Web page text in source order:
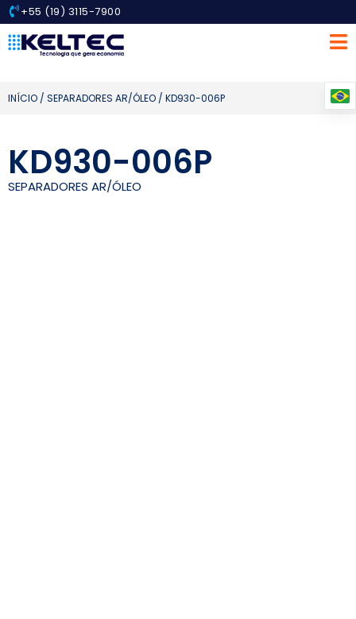
+55 (19) 3115-7900
INÍCIO / SEPARADORES AR/ÓLEO / KD930-006P
KD930-006P
SEPARADORES AR/ÓLEO